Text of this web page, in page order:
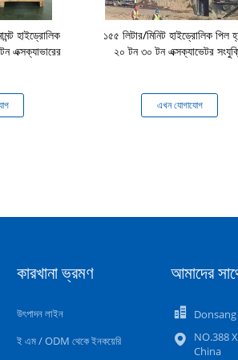
হাইড্রোলিক
এক্সক্যাভারের
১৫৫ লিটার/মিনিট হাইড্রোলিক পিল
২০ টন ৩০ টন এক্সক্যাভেটর
এখন যোগাযোগ
কারখানা ভ্রমণ
উৎপাদন লাইন
ই এম / ODM থেকে ইনকয়েরি
আমাদের
NO.388
China